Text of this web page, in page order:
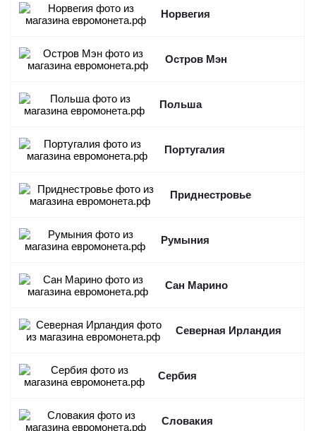
Норвегия
Остров Мэн
Польша
Португалия
Приднестровье
Румыния
Сан Марино
Северная Ирландия
Сербия
Словакия